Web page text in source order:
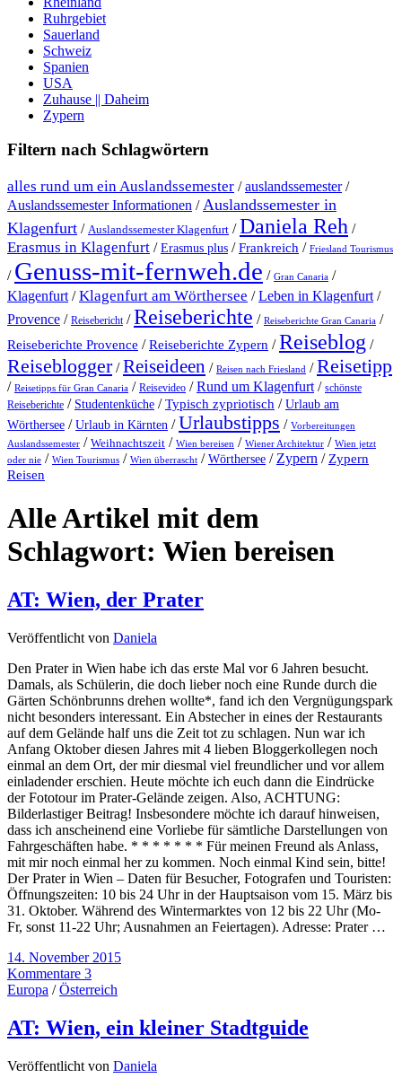
Ruhrgebiet
Sauerland
Schweiz
Spanien
USA
Zuhause || Daheim
Zypern
Filtern nach Schlagwörtern
alles rund um ein Auslandssemester /auslandssemester/
Auslandssemester Informationen / Auslandssemester in
Klagenfurt / Auslandssemester Klagenfurt /Daniela Reh /
Erasmus in Klagenfurt /Erasmus plus /Frankreich / Friesland Tourismus
/ Genuss-mit-fernweh.de / Gran Canaria /
Klagenfurt /Klagenfurt am Wörthersee /Leben in Klagenfurt /
Provence / Reisebericht /Reiseberichte / Reiseberichte Gran Canaria /
Reiseberichte Provence /Reiseberichte Zypern /Reiseblog /
Reiseblogger/Reiseideen / Reisen nach Friesland /Reisetipp
/ Reisetipps für Gran Canaria / Reisevideo /Rund um Klagenfurt / schönste
Reiseberichte / Studentenküche /Typisch zypriotisch / Urlaub am
Wörthersee / Urlaub in Kärnten /Urlaubstipps / Vorbereitungen
Auslandssemester / Weihnachtszeit / Wien bereisen / Wiener Architektur / Wien jetzt
oder nie / Wien Tourismus / Wien überrascht /Wörthersee / Zypern / Zypern
Reisen
Alle Artikel mit dem
Schlagwort: Wien bereisen
AT: Wien, der Prater
Veröffentlicht von Daniela
Den Prater in Wien habe ich das erste Mal vor 6 Jahren besucht.
Damals, als Schülerin, die doch lieber noch eine Runde durch die
Gärten Schönbrunns drehen wollte*, fand ich den Vergnügungspark
nicht besonders interessant. Ein Abstecher in eines der Restaurants
auf dem Gelände half uns die Zeit tot zu schlagen. Nun war ich
Anfang Oktober diesen Jahres mit 4 lieben Bloggerkollegen noch
einmal an dem Ort, der mir diesmal viel freundlicher und vor allem
einladender erschien. Heute möchte ich euch dann die Eindrücke
der Fototour im Prater-Gelände zeigen. Also, ACHTUNG:
Bilderlastiger Beitrag! Insbesondere möchte ich darauf hinweisen,
dass ich anscheinend eine Vorliebe für sämtliche Darstellungen von
Fahrgeschäften habe. * * * * * * * Für meinen Freund als Anlass,
mit mir noch einmal her zu kommen. Noch einmal Kind sein, bitte!
Der Prater in Wien – Daten für Besucher, Fotografen und Touristen:
Öffnungszeiten: 10 bis 24 Uhr in der Hauptsaison vom 15. März bis
31. Oktober. Während des Wintermarktes von 12 bis 22 Uhr (Mo-
Fr, sonst 11-22 Uhr; Ausnahmen an Feiertagen). Adresse: Prater …
14. November 2015
Kommentare 3
Europa /Österreich
AT: Wien, ein kleiner Stadtguide
Veröffentlicht von Daniela